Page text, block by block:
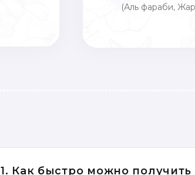
(Аль фараби,
1. Как быстро можно получить